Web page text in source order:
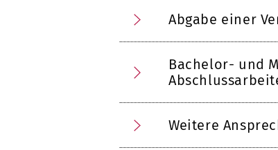
Abgabe einer
Bachelor- und
Weitere